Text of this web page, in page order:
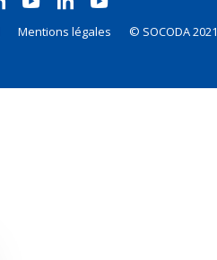
Mentions légales © SOCODA 2021